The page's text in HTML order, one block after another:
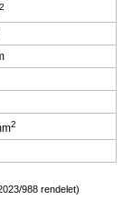
2
2
988 rendelet)